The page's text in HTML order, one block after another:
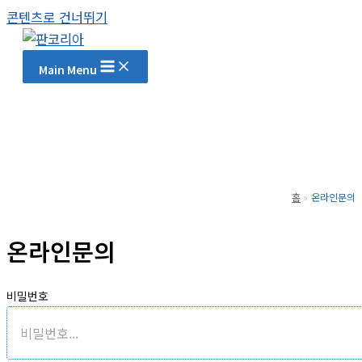
콘텐츠로 건너뛰기
Main Menu
홈 온라인문의
온라인문의
비밀번호